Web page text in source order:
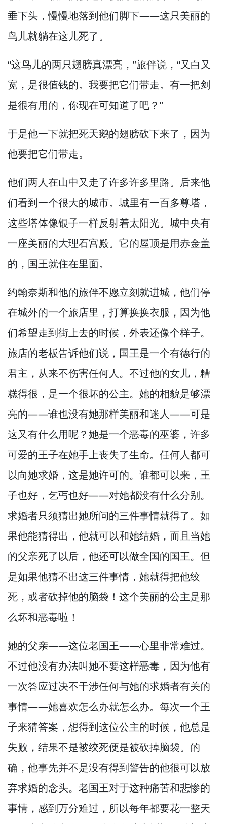
垂下头，慢慢地落到他们脚下——这只美丽的
鸟儿就躺在这儿死了。
“这鸟儿的两只翅膀真漂亮，”旅伴说， “又白又
宽， 是很值钱的。 我要把它们带走。 有一把剑
是很有用的， 你现在可知道了吧？”
于是他一下就把死天鹅的翅膀砍下来了， 因为
他要把它们带走。
他们两人在山中又走了许多许多里路。 后来他
们看到一个很大的城市。 城里有一百多尊塔，
这些塔体像银子一样反射着太阳光。 城中央有
一座美丽的大理石宫殿。 它的屋顶是用赤金盖
的， 国王就住在里面。
约翰奈斯和他的旅伴不愿立刻就进城， 他们停
在城外的一个旅店里， 打算换换衣服， 因为他
们希望走到街上去的时候， 外表还像个样子。
旅店的老板告诉他们说， 国王是一个有德行的
君主， 从来不伤害任何人。 不过他的女儿， 糟
糕得很， 是一个很坏的公主。 她的相貌是够漂
亮的——谁也没有她那样美丽和迷人——可是
这又有什么用呢？她是一个恶毒的巫婆， 许多
可爱的王子在她手上丧失了生命。 任何人都可
以向她求婚， 这是她许可的。 谁都可以来， 王
子也好， 乞丐也好——对她都没有什么分别。
求婚者只须猜出她所问的三件事情就得了。 如
果他能猜得出， 他就可以和她结婚， 而且当她
的父亲死了以后， 他还可以做全国的国王。 但
是如果他猜不出这三件事情， 她就得把他绞
死， 或者砍掉他的脑袋！ 这个美丽的公主是那
么坏和恶毒啦！
她的父亲——这位老国王——心里非常难过。
不过他没有办法叫她不要这样恶毒， 因为他有
一次答应过决不干涉任何与她的求婚者有关的
事情——她喜欢怎么办就怎么办。 每次一个王
子来猜答案， 想得到这位公主的时候， 他总是
失败， 结果不是被绞死便是被砍掉脑袋。 的
确， 他事先并不是没有得到警告的他很可以放
弃求婚的念头。 老国王对于这种痛苦和悲惨的
事情， 感到万分难过， 所以每年都要花一整天